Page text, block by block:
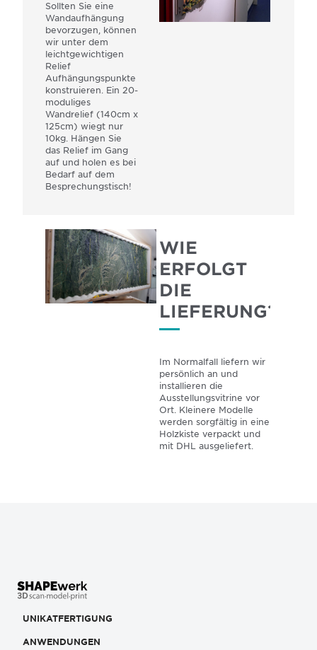
Sollten Sie eine
Wandaufhängung
bevorzugen, können
wir unter dem
leichtgewichtigen
Relief
Aufhängungspunkte
konstruieren. Ein 20-
moduliges
Wandrelief (140cm x
125cm) wiegt nur
10kg. Hängen Sie
das Relief im Gang
auf und holen es bei
Bedarf auf dem
Besprechungstisch!
WIE
ERFOLGT
DIE
LIEFERUNG?
Im Normalfall liefern wir
persönlich an und
installieren die
Ausstellungsvitrine vor
Ort. Kleinere Modelle
werden sorgfältig in eine
Holzkiste verpackt und
mit DHL ausgeliefert.
UNIKATFERTIGUNG
ANWENDUNGEN